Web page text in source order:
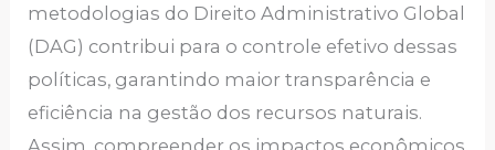
metodologias do Direito Administrativo Global
(DAG) contribui para o controle efetivo dessas
políticas, garantindo maior transparência e
eficiência na gestão dos recursos naturais.
Assim, compreender os impactos econômicos